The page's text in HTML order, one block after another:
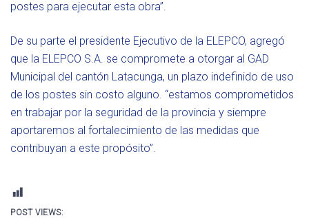
postes para ejecutar esta obra”.
De su parte el presidente Ejecutivo de la ELEPCO, agregó
que la ELEPCO S.A. se compromete a otorgar al GAD
Municipal del cantón Latacunga, un plazo indefinido de uso
de los postes sin costo alguno. “estamos comprometidos
en trabajar por la seguridad de la provincia y siempre
aportaremos al fortalecimiento de las medidas que
contribuyan a este propósito”.
POST VIEWS: